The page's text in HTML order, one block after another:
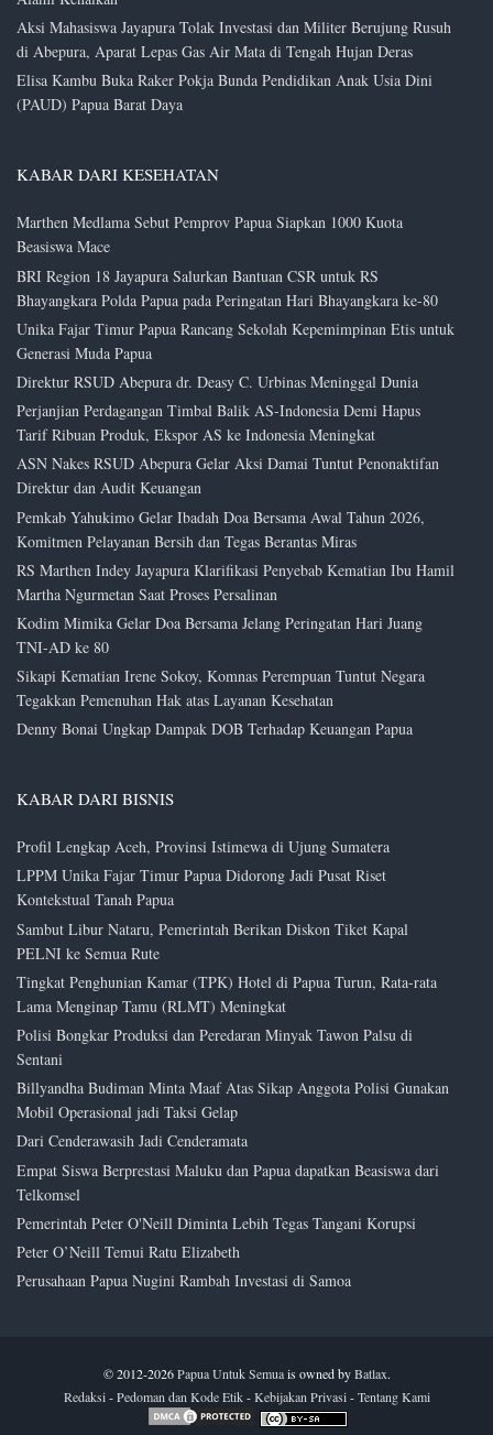
Aksi Mahasiswa Jayapura Tolak Investasi dan Militer Berujung Rusuh
di Abepura, Aparat Lepas Gas Air Mata di Tengah Hujan Deras
Elisa Kambu Buka Raker Pokja Bunda Pendidikan Anak Usia Dini
(PAUD) Papua Barat Daya
KABAR DARI KESEHATAN
Marthen Medlama Sebut Pemprov Papua Siapkan 1000 Kuota
Beasiswa Mace
BRI Region 18 Jayapura Salurkan Bantuan CSR untuk RS
Bhayangkara Polda Papua pada Peringatan Hari Bhayangkara ke-80
Unika Fajar Timur Papua Rancang Sekolah Kepemimpinan Etis untuk
Generasi Muda Papua
Direktur RSUD Abepura dr. Deasy C. Urbinas Meninggal Dunia
Perjanjian Perdagangan Timbal Balik AS-Indonesia Demi Hapus
Tarif Ribuan Produk, Ekspor AS ke Indonesia Meningkat
ASN Nakes RSUD Abepura Gelar Aksi Damai Tuntut Penonaktifan
Direktur dan Audit Keuangan
Pemkab Yahukimo Gelar Ibadah Doa Bersama Awal Tahun 2026,
Komitmen Pelayanan Bersih dan Tegas Berantas Miras
RS Marthen Indey Jayapura Klarifikasi Penyebab Kematian Ibu Hamil
Martha Ngurmetan Saat Proses Persalinan
Kodim Mimika Gelar Doa Bersama Jelang Peringatan Hari Juang
TNI-AD ke 80
Sikapi Kematian Irene Sokoy, Komnas Perempuan Tuntut Negara
Tegakkan Pemenuhan Hak atas Layanan Kesehatan
Denny Bonai Ungkap Dampak DOB Terhadap Keuangan Papua
KABAR DARI BISNIS
Profil Lengkap Aceh, Provinsi Istimewa di Ujung Sumatera
LPPM Unika Fajar Timur Papua Didorong Jadi Pusat Riset
Kontekstual Tanah Papua
Sambut Libur Nataru, Pemerintah Berikan Diskon Tiket Kapal
PELNI ke Semua Rute
Tingkat Penghunian Kamar (TPK) Hotel di Papua Turun, Rata-rata
Lama Menginap Tamu (RLMT) Meningkat
Polisi Bongkar Produksi dan Peredaran Minyak Tawon Palsu di
Sentani
Billyandha Budiman Minta Maaf Atas Sikap Anggota Polisi Gunakan
Mobil Operasional jadi Taksi Gelap
Dari Cenderawasih Jadi Cenderamata
Empat Siswa Berprestasi Maluku dan Papua dapatkan Beasiswa dari
Telkomsel
Pemerintah Peter O'Neill Diminta Lebih Tegas Tangani Korupsi
Peter O’Neill Temui Ratu Elizabeth
Perusahaan Papua Nugini Rambah Investasi di Samoa
© 2012-2026Papua Untuk Semuais owned byBatlax.
Redaksi-Pedoman dan Kode Etik-Kebijakan Privasi-Tentang Kami